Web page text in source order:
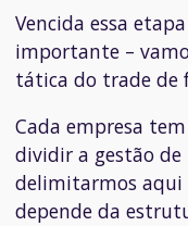
Vencida essa
importante –
tática do trade de
Cada empresa
dividir a gestão de
delimitarmos aqui
depende da